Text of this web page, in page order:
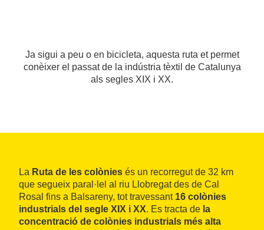
Ja sigui a peu o en bicicleta, aquesta ruta et permet
conèixer el passat de la indústria tèxtil de Catalunya
als segles XIX i XX.
La Ruta de les colònies és un recorregut de 32 km
que segueix paral·lel al riu Llobregat des de Cal
Rosal fins a Balsareny, tot travessant 16 colònies
industrials del segle XIX i XX. Es tracta de la
concentració de colònies industrials més alta